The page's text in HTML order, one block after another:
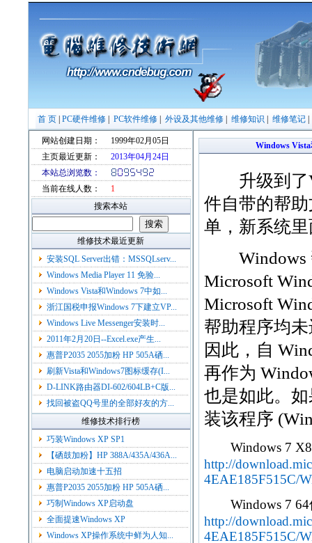
首 页 PC硬件维修 PC软件维修 外设及其他维修 维修知识 维修笔记
网站创建日期：
1999年02月05日
主页最近更新：
2013年04月24日
本站总浏览数：
当前在线人数：
1
搜索本站
维修技术最近更新
安装SQL Server出错：MSSQLserv...
Windows Media Player 11 免验...
Windows Vista和Windows 7中如...
浙江国税申报Windows 7下建立VP...
Windows Live Messenger安装时...
2011年2月20日--Excel.exe产生...
惠普P2035 2055加粉 HP 505A硒...
刷新Vista和Windows7图标缓存(I...
D-LINK路由器DI-602/604LB+C版...
找回被盗QQ号里的全部好友的方...
维修技术排行榜
巧装Windows XP SP1
【硒鼓加粉】HP 388A/435A/436A...
电脑启动加速十五招
惠普P2035 2055加粉 HP 505A硒...
巧制Windows XP启动盘
全面提速Windows XP
Windows XP操作系统中鲜为人知...
Windows
升级到了
件自带的帮
单，新系统
Windows
Microsoft
Microsoft
帮助程序均
因此，自
再作为
也是如此。
装该程序
Windows 7
http://
4EAE185F515C/
Windows 7 64
http://
4EAE185F515C/